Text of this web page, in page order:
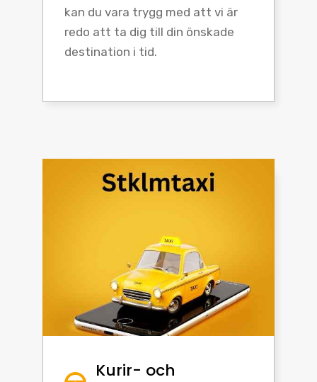
kan du vara trygg med att vi är
redo att ta dig till din önskade
destination i tid.
Kurir- och